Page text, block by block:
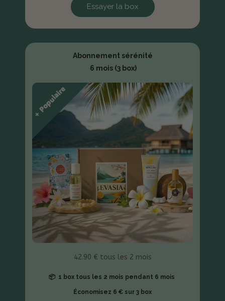
Essayer la box
Abonnement sérénité
6 mois (3 box)
+ Populaire
42.90 € tous les 2 mois
📦 1 box tous les 2 mois pendant 6 mois
Économisez 6 € sur 3 box